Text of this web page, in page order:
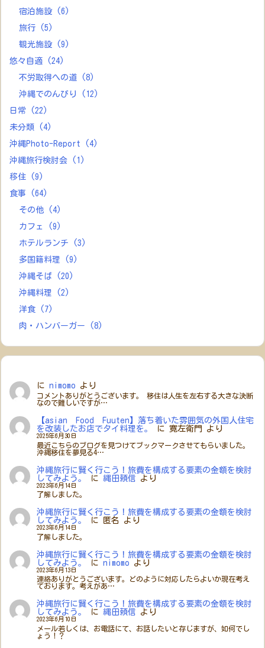
宿泊施設
(6)
旅行
(5)
観光施設
(9)
悠々自適
(24)
不労取得への道
(8)
沖縄でのんびり
(12)
日常
(22)
未分類
(4)
沖縄Photo-Report
(4)
沖縄旅行検討会
(1)
移住
(9)
食事
(64)
その他
(4)
カフェ
(9)
ホテルランチ
(3)
多国籍料理
(9)
沖縄そば
(20)
沖縄料理
(2)
洋食
(7)
肉・ハンバーガー
(8)
に nimomo より
コメントありがとうございます。 移住は人生を左右する大きな決断
なので難しいですが…
【asian Food Fuuten】落ち着いた雰囲気の外国人住宅
を改装したお店でタイ料理を。
に 寛左衛門 より
2025年6月30日
最近こちらのブログを見つけてブックマークさせてもらいました。
沖縄移住を夢見る4…
沖縄旅行に賢く行こう！旅費を構成する要素の金額を検討
してみよう。
に 縄田頼信 より
2023年6月14日
了解しました。
沖縄旅行に賢く行こう！旅費を構成する要素の金額を検討
してみよう。
に 匿名 より
2023年6月14日
了解しました。
沖縄旅行に賢く行こう！旅費を構成する要素の金額を検討
してみよう。
に nimomo より
2023年6月13日
連絡ありがとうございます。どのように対応したらよいか現在考え
ております。考えがあ…
沖縄旅行に賢く行こう！旅費を構成する要素の金額を検討
してみよう。
に 縄田頼信 より
2023年6月10日
メール若しくは、お電話にて、お話したいと存じますが、如何でし
ょう！？